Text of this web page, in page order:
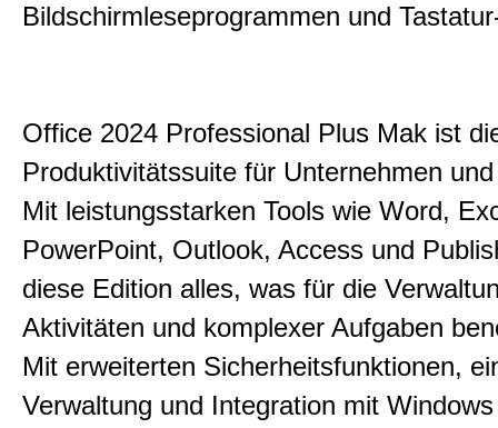
Bildschirmleseprogrammen und
Office 2024 Professional Plus Mak ist
Produktivitätssuite für Unternehmen
Mit leistungsstarken Tools wie Word,
PowerPoint, Outlook, Access und
diese Edition alles, was für die
Aktivitäten und komplexer Aufgaben
Mit erweiterten Sicherheitsfunktionen,
Verwaltung und Integration mit